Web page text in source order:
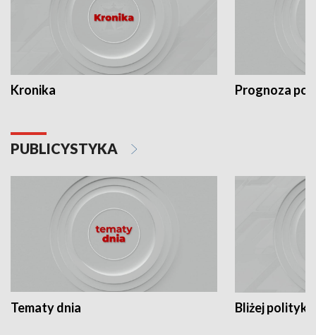
Kronika Prognoza
PUBLICYSTYKA
Tematy dnia Bliżej polityki